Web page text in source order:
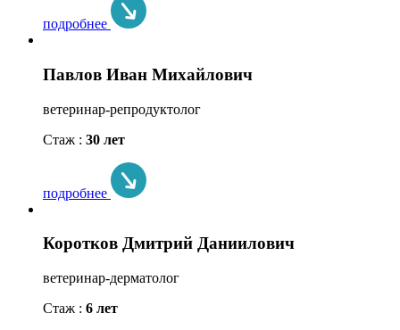
подробнее
Павлов Иван Михайлович
ветеринар-репродуктолог
Стаж : 30 лет
подробнее
Коротков Дмитрий Даниилович
ветеринар-дерматолог
Стаж : 6 лет